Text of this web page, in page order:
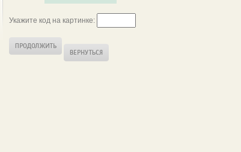
Укажите код на картинке: